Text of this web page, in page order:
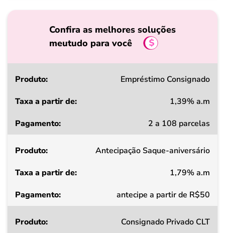
Confira as melhores soluções
meutudo para você
Produto
a
de
Pagamento
Empréstimo Consignado
1,39% a.m
2 a 108 parcelas
Antecipação Saque-aniversário
1,79% a.m
antecipe a partir de R$50
Consignado Privado CLT